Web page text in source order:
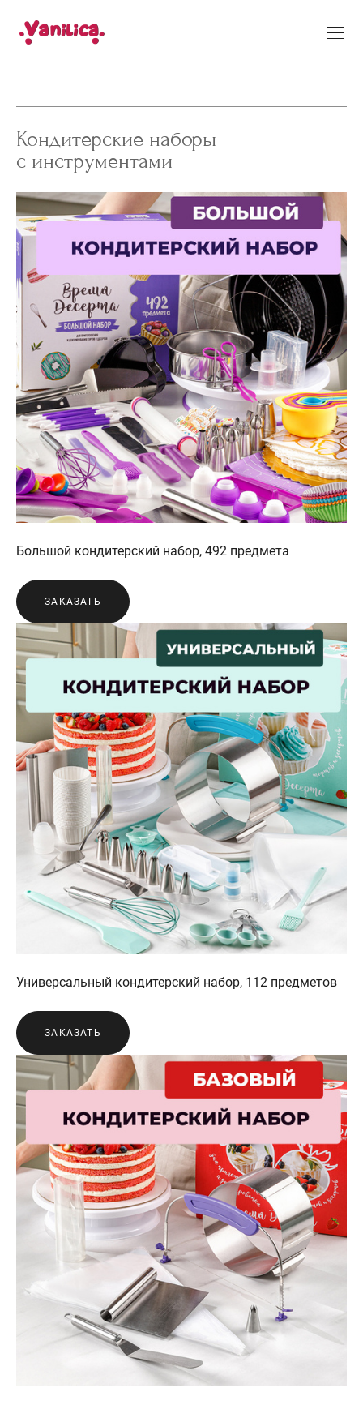
Кондитерские наборы
с инструментами
Большой кондитерский набор, 492 предмета
ЗАКАЗАТЬ
Универсальный кондитерский набор, 112 предметов
ЗАКАЗАТЬ